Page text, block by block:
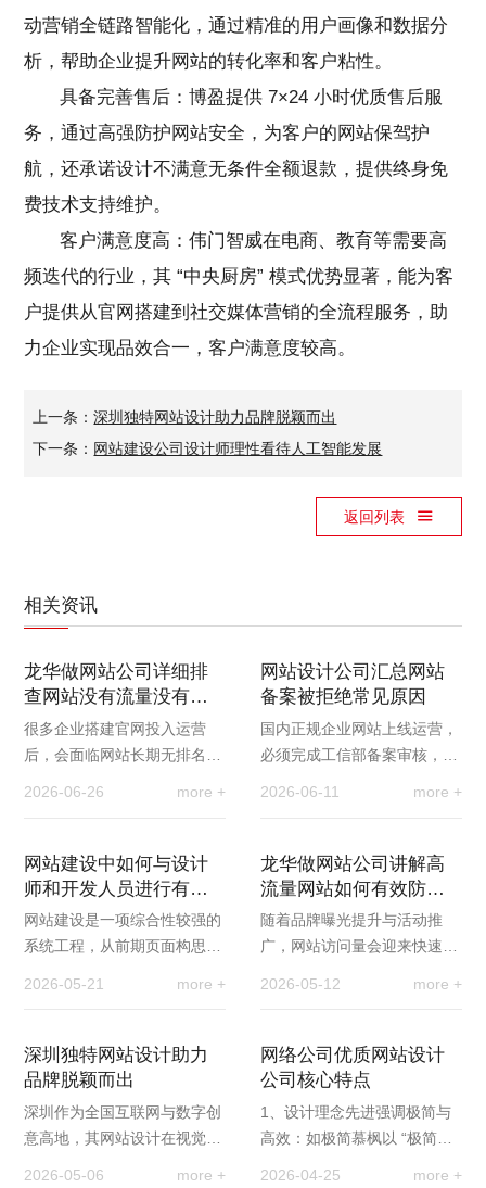
动营销全链路智能化，通过精准的用户画像和数据分
析，帮助企业提升网站的转化率和客户粘性。
具备完善售后：博盈提供 7×24 小时优质售后服
务，通过高强防护网站安全，为客户的网站保驾护
航，还承诺设计不满意无条件全额退款，提供终身免
费技术支持维护。
客户满意度高：伟门智威在电商、教育等需要高
频迭代的行业，其 “中央厨房” 模式优势显著，能为客
户提供从官网搭建到社交媒体营销的全流程服务，助
力企业实现品效合一，客户满意度较高。
上一条：深圳独特网站设计助力品牌脱颖而出
下一条： 网站建设公司设计师理性看待人工智能发展
返回列表
相关资讯
龙华做网站公司详细排
查网站没有流量没有排
名是什么原因？
很多企业搭建官网投入运营
后，会面临网站长期无排名、
2026-06-26 more +
网站设计公司汇总网站
备案被拒绝常见原因
国内正规企业网站上线运营，
必须完成工信部备案审核，备
2026-06-11 more +
网站建设中如何与设计
师和开发人员进行有效
的沟通合作
网站建设是一项综合性较强的
系统工程，从前期页面构思、
2026-05-21 more +
龙华做网站公司讲解高
流量网站如何有效防止
网站崩溃
随着品牌曝光提升与活动推
广，网站访问量会迎来快速增
2026-05-12 more +
深圳独特网站设计助力
品牌脱颖而出
深圳作为全国互联网与数字创
意高地，其网站设计在视觉审
2026-05-06 more +
网络公司优质网站设计
公司核心特点
1、设计理念先进强调极简与
高效：如极简慕枫以 “极简设
2026-04-25 more +